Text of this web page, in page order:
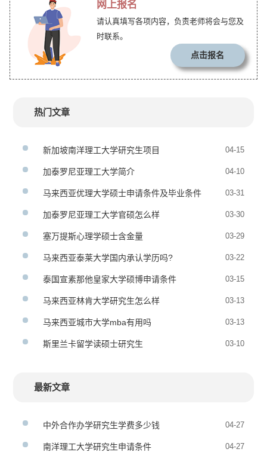
网上报名
请认真填写各项内容，负责老师将会与您及
时联系。
点击报名
热门文章
新加坡南洋理工大学研究生项目 04-15
加泰罗尼亚理工大学简介 04-10
马来西亚优理大学硕士申请条件及毕业条件 03-31
加泰罗尼亚理工大学官硕怎么样 03-30
塞万提斯心理学硕士含金量 03-29
马来西亚泰莱大学国内承认学历吗? 03-22
泰国宣素那他皇家大学硕博申请条件 03-15
马来西亚林肯大学研究生怎么样 03-13
马来西亚城市大学mba有用吗 03-13
斯里兰卡留学读硕士研究生 03-10
最新文章
中外合作办学研究生学费多少钱 04-27
南洋理工大学研究生申请条件 04-27